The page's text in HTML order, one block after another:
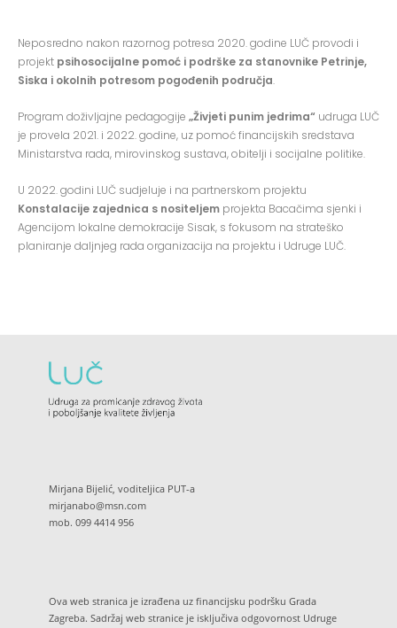
Neposredno nakon razornog potresa 2020. godine LUČ provodi i
projekt psihosocijalne pomoć i podrške za stanovnike Petrinje,
Siska i okolnih potresom pogođenih područja.
Program doživljajne pedagogije „Živjeti punim jedrima“ udruga LUČ
je provela 2021. i 2022. godine, uz pomoć financijskih sredstava
Ministarstva rada, mirovinskog sustava, obitelji i socijalne politike.
U 2022. godini LUČ sudjeluje i na partnerskom projektu
Konstalacije zajednica s nositeljem projekta Bacačima sjenki i
Agencijom lokalne demokracije Sisak, s fokusom na strateško
planiranje daljnjeg rada organizacija na projektu i Udruge LUČ.
Mirjana Bijelić, voditeljica PUT-a
mirjanabo@msn.com
mob. 099 4414 956
Ova web stranica je izrađena uz financijsku podršku Grada
Zagreba. Sadržaj web stranice je isključiva odgovornost Udruge